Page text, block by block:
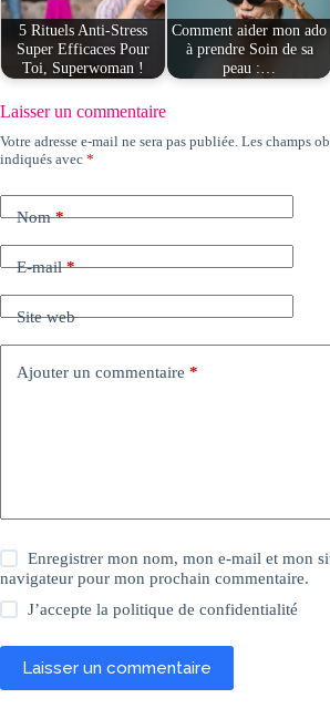
5 Rituels Anti-Stress
Super Efficaces Pour
Toi, Superwoman !
Comment aider mon ado
à prendre Soin de sa
peau :…
Laisser un commentaire
Votre adresse e-mail ne sera pas publiée. Les champs
indiqués avec *
Nom*
E-mail*
Site web
Ajouter un commentaire *
Enregistrer mon nom, mon e-mail et mon
navigateur pour mon prochain commentaire.
J’accepte lapolitique de confidentialité
Laisser un commentaire